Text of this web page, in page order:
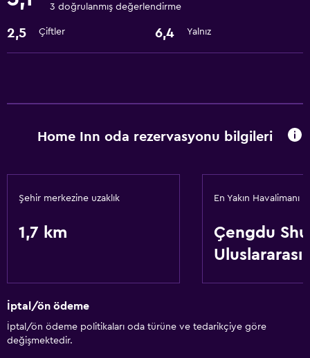
Çamaşırhane
Çamaşırhane
24 saat resepsiyon
Ücretsiz WiFi
3 doğrulanmış değerlendirme
2,5 Çiftler 6,4 Yalnız
Home Inn oda rezervasyonu bilgileri
Şehir merkezine uzaklık
1,7 km
En Yakın Havalimanı
Çengdu
Uluslararası
İptal/ön ödeme
İptal/ön ödeme politikaları oda türüne ve tedarikçiye göre
değişmektedir.